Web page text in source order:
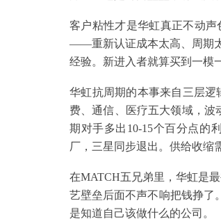
客户粘性才是华虹真正不动
——重新认证成本太高、周期
经验。新进入者就算买到一模
华虹抗周期的本事来自三层
费、通信、医疗五大领域，波
期对手多出10-15个百分点的
厂，三星同步退出。供给收缩
在MATCH五兄弟里，华虹是
艺壁垒后面不声不响把钱挣了
是知道自己该做什么的公司。